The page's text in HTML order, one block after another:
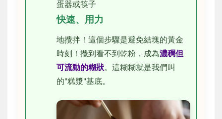
蛋器或筷子
快速、用力
地攪拌！這個步驟是避免結塊的黃金
時刻！攪到看不到乾粉，成為濃稠但
可流動的糊狀。這糊糊就是我們叫
的"糕漿"基底。